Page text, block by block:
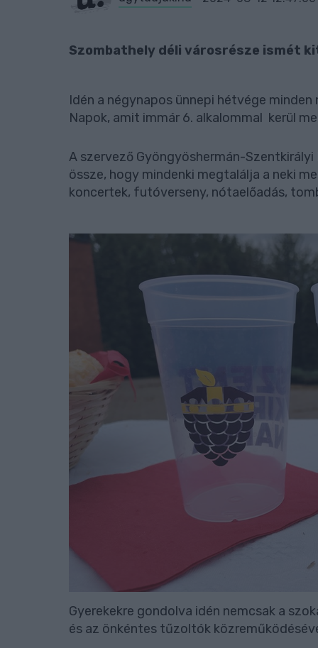
Szombathely déli városrésze ismét
Idén a négynapos ünnepi hétvége
Napok, amit immár 6. alkalommal kerül
A szervező Gyöngyöshermán-
össze, hogy mindenki megtalálja a neki
koncertek, futóverseny, nótaelőadás,
Gyerekekre gondolva idén nemcsak a
és az önkéntes tűzoltók